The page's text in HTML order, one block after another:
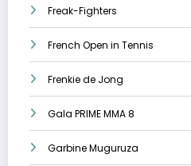
Freak-Fighters
French Open in Tennis
Frenkie de Jong
Gala PRIME MMA 8
Garbine Muguruza